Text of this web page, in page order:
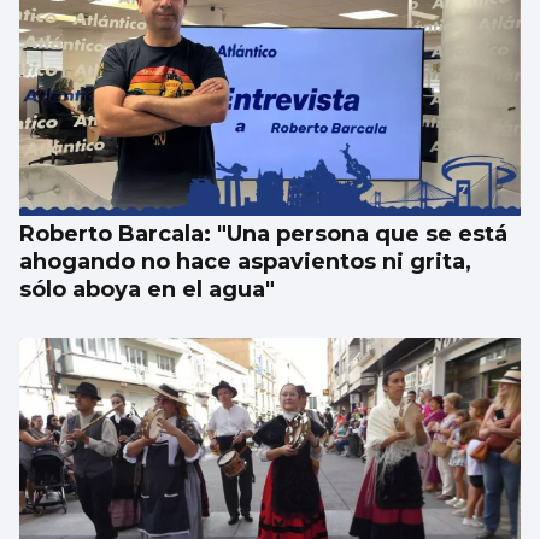
Las esquelas de este domingo 9 de agosto
en Vigo
Roberto Barcala: "Una persona que se está
ahogando no hace aspavientos ni grita,
sólo aboya en el agua"